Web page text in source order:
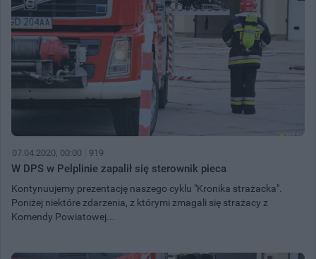
07.04.2020, 00:00 919
W DPS w Pelplinie zapalił się sterownik pieca
Kontynuujemy prezentację naszego cyklu "Kronika strażacka".
Poniżej niektóre zdarzenia, z którymi zmagali się strażacy z
Komendy Powiatowej...